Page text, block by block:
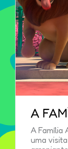
A
A Família
uma